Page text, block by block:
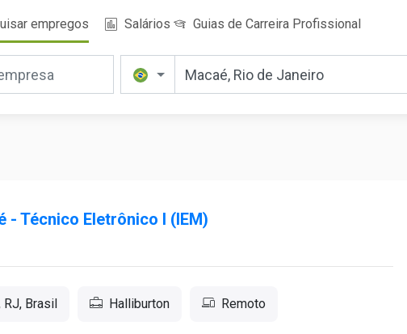
empregos Salários Guias de Carreira Profissional
- Técnico Eletrônico I (IEM)
RJ, Brasil Halliburton Remoto